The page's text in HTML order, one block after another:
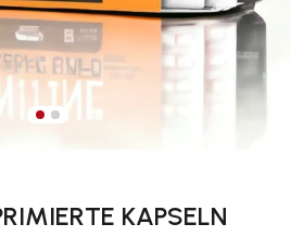
Bild 1 in Galerieansicht laden
Bild 2 in Galerieansicht
KAPSELN